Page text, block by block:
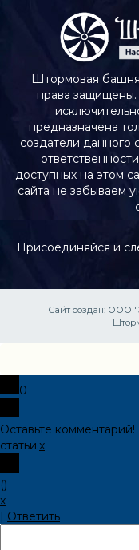
Штормовая
права
предназначена
создатели данного
доступных на этом
сайта не забываем
Присоединяйся и
Сайт создан: ООО
0
Оставьте
статьи.x
()
x
| Ответить